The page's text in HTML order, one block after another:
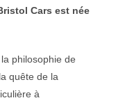
Cars est née
philosophie de
quête de la
à